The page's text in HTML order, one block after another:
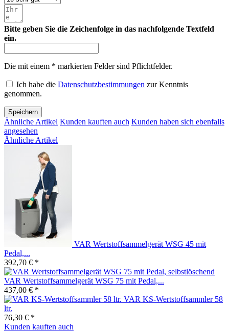
Bitte geben Sie die Zeichenfolge in das nachfolgende Textfeld
ein.
Die mit einem * markierten Felder sind Pflichtfelder.
Ich habe die Datenschutzbestimmungen zur Kenntnis
genommen.
Speichern
Ähnliche Artikel Kunden kauften auch Kunden haben sich ebenfalls
angesehen
Ähnliche Artikel
VAR Wertstoffsammelgerät WSG 45 mit
Pedal,...
392,70 € *
VAR Wertstoffsammelgerät WSG 75 mit Pedal,...
437,00 € *
VAR KS-Wertstoffsammler 58
ltr.
76,30 € *
Kunden kauften auch